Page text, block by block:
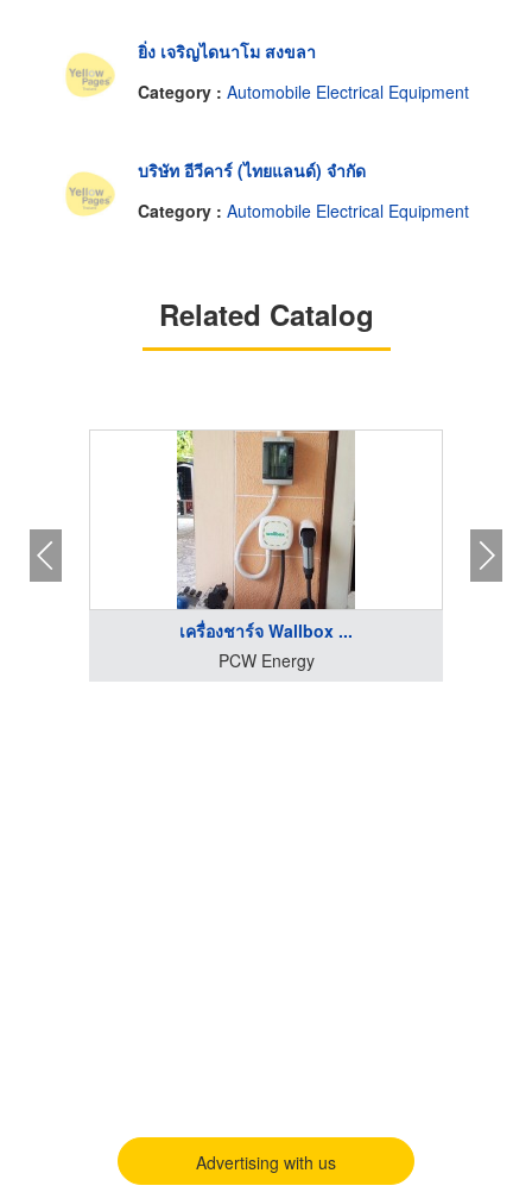
ยิ่ง เจริญไดนาโม สงขลา
Category : Automobile Electrical Equipment
บริษัท อีวีคาร์ (ไทยแลนด์) จำกัด
Category : Automobile Electrical Equipment
Related Catalog
เครื่องชาร์จ Wallbox ...
PCW Energy
Advertising with us